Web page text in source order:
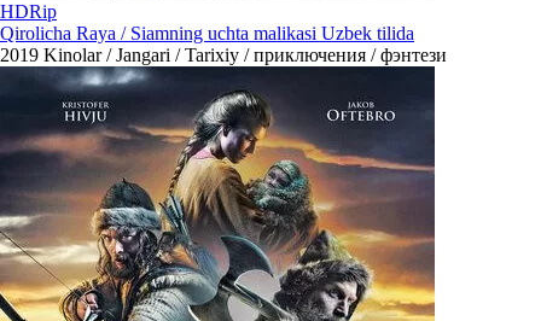
HDRip
Qirolicha Raya / Siamning uchta malikasi Uzbek tilida
2019 Kinolar / Jangari / Tarixiy / приключения / фэнтези